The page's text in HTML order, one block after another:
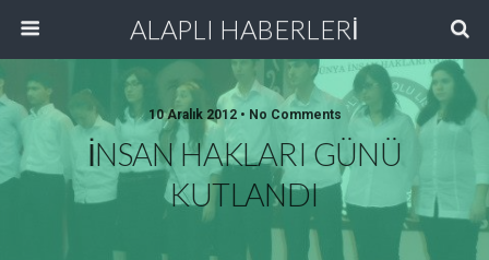
ALAPLI HABERLERİ
10 Aralık 2012 • No Comments
İNSAN HAKLARI GÜNÜ
KUTLANDI